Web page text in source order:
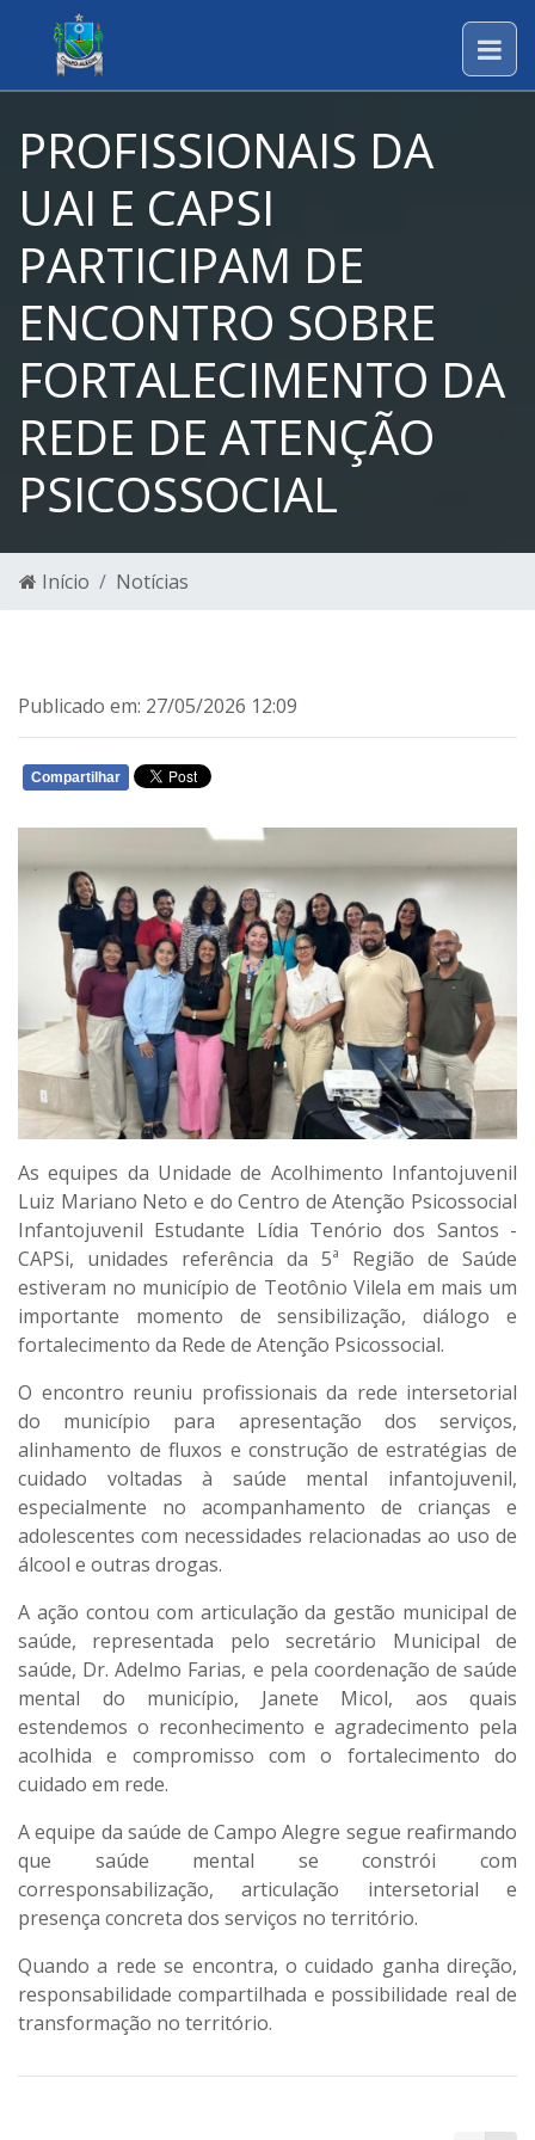
PROFISSIONAIS DA
UAI E CAPSI
PARTICIPAM DE
ENCONTRO SOBRE
FORTALECIMENTO DA
REDE DE ATENÇÃO
PSICOSSOCIAL
Início Notícias
Publicado em: 27/05/2026 12:09
Compartilhar
As equipes da Unidade de Acolhimento Infantojuvenil
Luiz Mariano Neto e do Centro de Atenção Psicossocial
Infantojuvenil Estudante Lídia Tenório dos Santos -
CAPSi, unidades referência da 5ª Região de Saúde
estiveram no município de Teotônio Vilela em mais um
importante momento de sensibilização, diálogo e
fortalecimento da Rede de Atenção Psicossocial.
O encontro reuniu profissionais da rede intersetorial
do município para apresentação dos serviços,
alinhamento de fluxos e construção de estratégias de
cuidado voltadas à saúde mental infantojuvenil,
especialmente no acompanhamento de crianças e
adolescentes com necessidades relacionadas ao uso de
álcool e outras drogas.
A ação contou com articulação da gestão municipal de
saúde, representada pelo secretário Municipal de
saúde, Dr. Adelmo Farias, e pela coordenação de saúde
mental do município, Janete Micol, aos quais
estendemos o reconhecimento e agradecimento pela
acolhida e compromisso com o fortalecimento do
cuidado em rede.
A equipe da saúde de Campo Alegre segue reafirmando
que saúde mental se constrói com
corresponsabilização, articulação intersetorial e
presença concreta dos serviços no território.
Quando a rede se encontra, o cuidado ganha direção,
responsabilidade compartilhada e possibilidade real de
transformação no território.